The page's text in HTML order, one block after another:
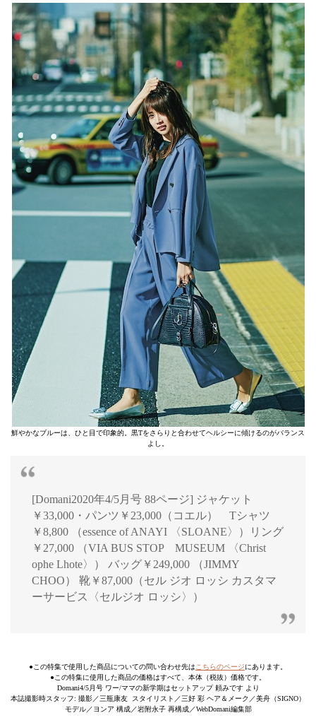
鮮やかなブルーは、ひと目で印象的。黒Tをさらりと合わせてヘルシーに傾けるのがバランス
よし。
[Domani2020年4/5月号 88ページ] ジャケット
￥33,000・パンツ￥23,000（コエル） Tシャツ
￥8,800 （essence of ANAYI 〈SLOANE〉）リング
￥27,000 （VIA BUS STOP MUSEUM 〈Christ
ophe Lhote〉） バッグ￥249,000 （JIMMY
CHOO） 靴￥87,000（セル ジオ ロッシ カスタマ
ーサービス〈セルジオ ロッシ〉）
●この特集で使用した商品についての問い合わせ先は こちらのページにあります。
●この特集に使用した商品の価格はすべて、本体（税抜）価格です。
Domani4/5月号 ワー/ママの新学期はセットアップ 頼みです より
本誌撮影時スタッフ: 撮影／三瓶康友 スタイリスト／三好 彩 ヘア＆メーク／美舟（SIGNO）
モデル／ヨンア 構成／岩附永子 再構成／WebDomani編集部